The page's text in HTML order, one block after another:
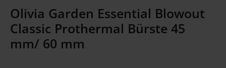
Olivia Garden Essential Blowout
Classic Prothermal Bürste 45
mm/ 60 mm